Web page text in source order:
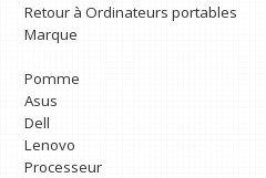
Retour à Ordinateurs portables
Marque
Pomme
Asus
Dell
Lenovo
Processeur